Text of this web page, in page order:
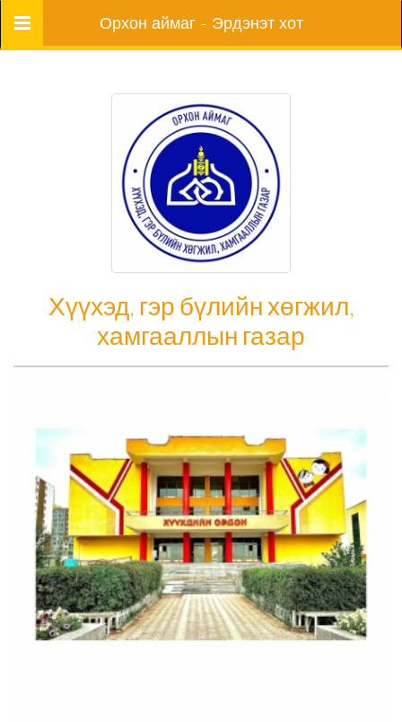
Цэс Орхон аймаг - Эрдэнэт хот
Хүүхэд, гэр бүлийн хөгжил,
хамгааллын газар